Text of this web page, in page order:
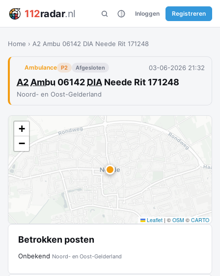
112radar.nl Inloggen Registreren
Home › A2 Ambu 06142 DIA Neede Rit 171248
Ambulance P2 Afgesloten 03-06-2026 21:32
A2 Ambu 06142 DIA Neede Rit 171248
Noord- en Oost-Gelderland
+
−
Leaflet | © OSM © CARTO
Betrokken posten
Onbekend Noord- en Oost-Gelderland